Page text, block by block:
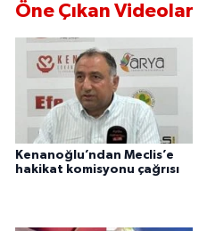
Öne Çıkan Videolar
Kenanoğlu’ndan Meclis’e
hakikat komisyonu çağrısı
YAŞAM
YEREL
AFYON